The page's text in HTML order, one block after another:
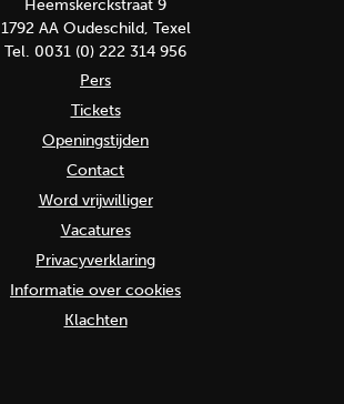
Heemskerckstraat 9
1792 AA Oudeschild, Texel
Tel. 0031 (0) 222 314 956
Pers
Tickets
Openingstijden
Contact
Word vrijwilliger
Vacatures
Privacyverklaring
Informatie over cookies
Klachten